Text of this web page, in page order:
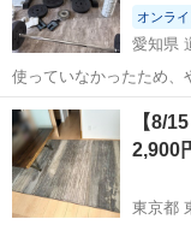
オンラ
愛知県
使っていなかったため、
おいてました。…
愛知 名古屋市
【8/
2,900
東京都